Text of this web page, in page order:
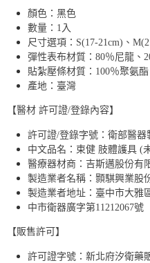
顏色：黑色
數量：1入
尺寸選項：S(17-21cm)、
彈性表布材質：80％尼龍、
貼紮壓條材質：100％聚氨酯
產地：臺灣
【醫材 許可證/登錄內容】
許可證/登錄字號：衛部醫器
中文品名：束健 肢體護具 (
醫療器材商：吉斯邁股份有
製造業者名稱：顥騏興業股
製造業者地址：臺中市大雅
中市衛器廣字第11212067號
【販售許可】
許可證字號：新北府汐衛藥